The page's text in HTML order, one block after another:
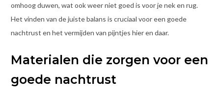
omhoog duwen, wat ook weer niet goed is voor je nek en rug.
Het vinden van de juiste balans is cruciaal voor een goede
nachtrust en het vermijden van pijntjes hier en daar.
Materialen die zorgen voor een
goede nachtrust